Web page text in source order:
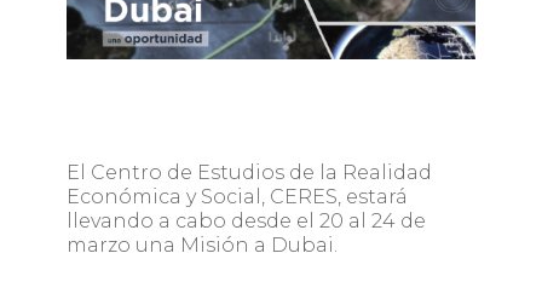
El Centro de Estudios de la Realidad
Económica y Social, CERES, estará
llevando a cabo desde el 20 al 24 de
marzo una Misión a Dubai.